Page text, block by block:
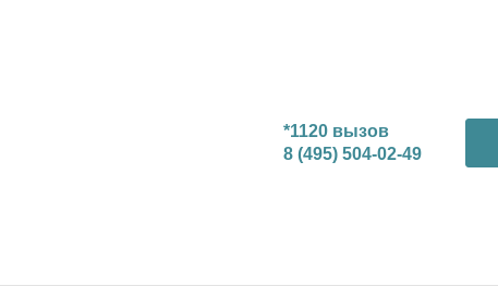
*1120 вызов
8 (495) 504-02-49